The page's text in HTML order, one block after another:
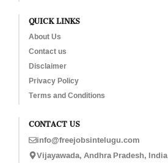
QUICK LINKS
About Us
Contact us
Disclaimer
Privacy Policy
Terms and Conditions
CONTACT US
info@freejobsintelugu.com
Vijayawada, Andhra Pradesh, India